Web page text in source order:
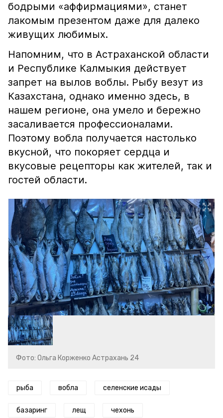
бодрыми «аффирмациями», станет
лакомым презентом даже для далеко
живущих любимых.
Напомним, что в Астраханской области
и Республике Калмыкия действует
запрет на вылов воблы. Рыбу везут из
Казахстана, однако именно здесь, в
нашем регионе, она умело и бережно
засаливается профессионалами.
Поэтому вобла получается настолько
вкусной, что покоряет сердца и
вкусовые рецепторы как жителей, так и
гостей области.
Фото: Ольга Корженко Астрахань 24
рыба вобла селенские исады
базаринг лещ чехонь